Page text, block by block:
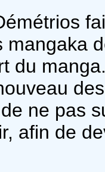
mangaka
du
ne pas
afin de